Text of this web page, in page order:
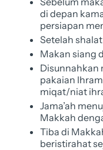
di depan
persiapan
Setelah
Makan siang
Disunnahkan
pakaian
miqat/niat
Jama’ah
Makkah
Tiba di
beristirahat